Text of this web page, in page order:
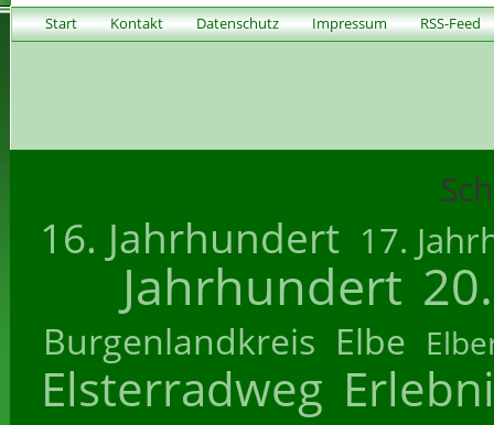
Start Kontakt Datenschutz Impressum RSS-Feed
16. Jahrhundert 17.
Jahrhundert
Burgenlandkreis Elbe
Elsterradweg